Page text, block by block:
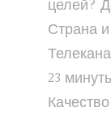
целей?
Страна
23